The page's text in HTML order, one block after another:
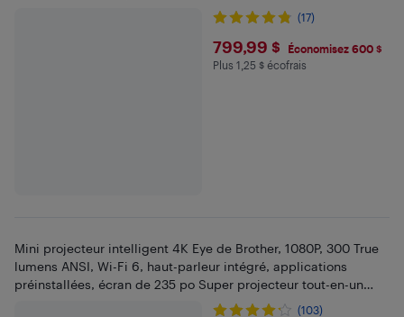
(17)
$799.99
799,99 $ Économisez 600 $
Plus 1.25 $ en écofrais
Plus 1,25 $ écofrais
Mini projecteur intelligent 4K Eye de Brother, 1080P, 300 True
lumens ANSI, Wi-Fi 6, haut-parleur intégré, applications
préinstallées, écran de 235 po Super projecteur tout-en-un
(103)